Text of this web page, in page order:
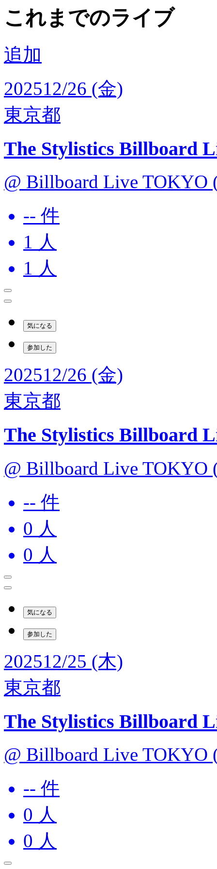
これまでのライブ
追加
202512/26 (金)
東京都
The Stylistics Billboard
@ Billboard Live TOKYO
-- 件
1 人
1 人
気になる
参加した
202512/26 (金)
東京都
The Stylistics Billboard
@ Billboard Live TOKYO
-- 件
0 人
0 人
気になる
参加した
202512/25 (木)
東京都
The Stylistics Billboard
@ Billboard Live TOKYO
-- 件
0 人
0 人